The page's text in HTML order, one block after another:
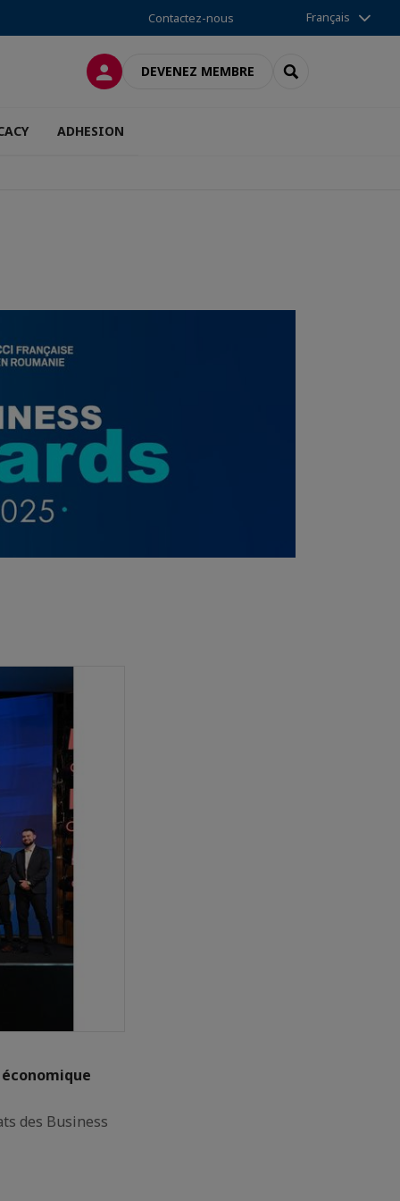
Contactez-nous Français
CONNEXIONDEVENEZ MEMBRE RECHERCHER
ADHESION
des Business